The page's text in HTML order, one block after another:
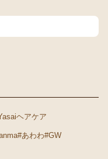
ヘアケア
#あわわ#GW